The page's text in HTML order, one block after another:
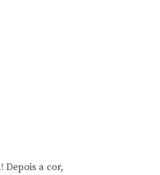
Depois a cor,